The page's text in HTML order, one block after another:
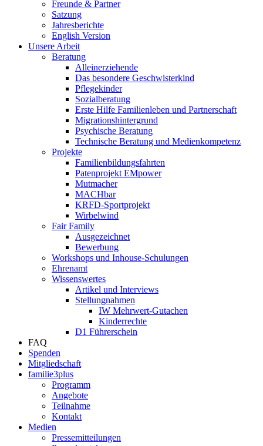
Freunde & Partner
Satzung
Jahresberichte
English Version
Unsere Arbeit
Beratung
Alleinerziehende
Das besondere Geschwisterkind
Pflegekinder
Sozialberatung
Erste Hilfe Familienleben und Partnerschaft
Migrationshintergrund
Psychische Beratung
Technische Beratung und Medienkompetenz
Projekte
Familienbildungsfahrten
Patenprojekt EMpower
Mutmacher
MACHbar
KRFD-Sportprojekt
Wirbelwind
Fair Family
Ausgezeichnet
Bewerbung
Workshops und Inhouse-Schulungen
Ehrenamt
Wissenswertes
Artikel und Interviews
Stellungnahmen
IW Mehrwert-Gutachen
Kinderrechte
D1 Führerschein
FAQ
Spenden
Mitgliedschaft
familie3plus
Programm
Angebote
Teilnahme
Kontakt
Medien
Pressemitteilungen